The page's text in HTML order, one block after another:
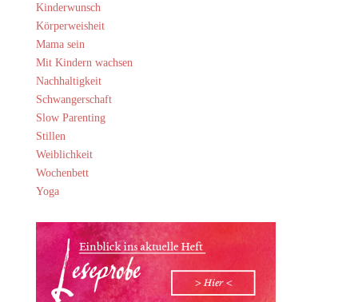
Kinderwunsch
Körperweisheit
Mama sein
Mit Kindern wachsen
Nachhaltigkeit
Schwangerschaft
Slow Parenting
Stillen
Weiblichkeit
Wochenbett
Yoga